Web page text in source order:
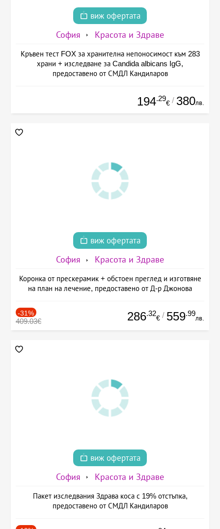
виж офертата
София Красота и Здраве
Кръвен тест FOX за хранителна непоносимост към 283
храни + изследване за Candida albicans IgG,
предоставено от СМДЛ Кандиларов
194.29
€ / 380лв.
виж офертата
София Красота и Здраве
Коронка от прескерамик + обстоен преглед и изготвяне
на план на лечение, предоставено от Д-р Джонова
-31%
409.03€ 286.32
€ / 559.99
лв.
виж офертата
София Красота и Здраве
Пакет изследвания Здрава коса с 19% отстъпка,
предоставено от СМДЛ Кандиларов